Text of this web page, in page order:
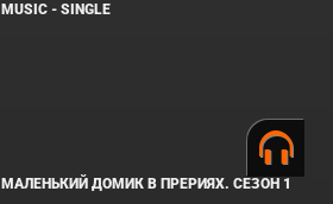
MUSIC - SINGLE
МАЛЕНЬКИЙ ДОМИК В ПРЕРИЯХ. СЕЗОН 1